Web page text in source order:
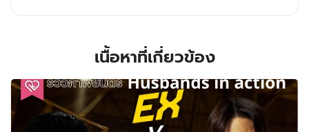
เนื้อหาที่เกี่ยวข้อง